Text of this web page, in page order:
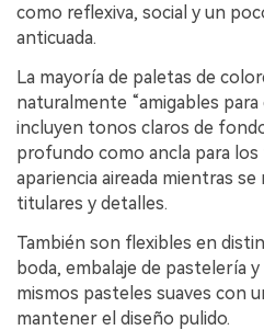
como reflexiva, social y un
anticuada.
La mayoría de paletas de
naturalmente “amigables
incluyen tonos claros de
profundo como ancla para
apariencia aireada mientras
titulares y detalles.
También son flexibles en
boda, embalaje de pastelería
mismos pasteles suaves con
mantener el diseño pulido.